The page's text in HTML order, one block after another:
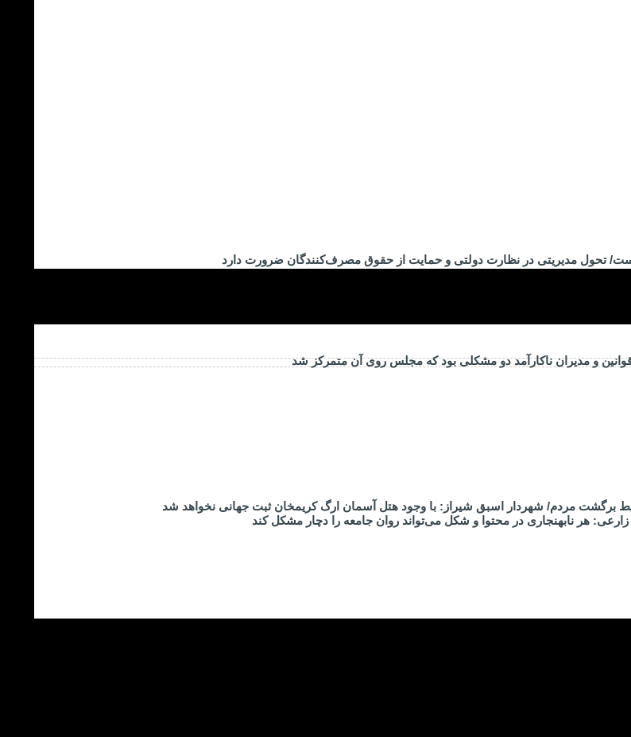
تحول مدیریتی در نظارت دولتی و حمایت از حقوق مصرف‌کنندگان ضرورت دارد
و مدیران ناکارآمد دو مشکلی بود که مجلس روی آن متمرکز شد
برگشت مردم/ شهردار اسبق شیراز: با وجود هتل آسمان ارگ کریمخان ثبت جهانی نخواهد شد
هر نابهنجاری در محتوا و شکل می‌تواند روان جامعه را دچار مشکل کند